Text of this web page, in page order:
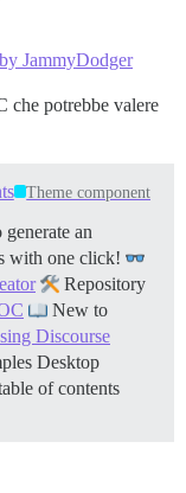
JammyDodger
che potrebbe valere
Theme component
an
with one click!
Repository
New to
Discourse
Desktop
of contents